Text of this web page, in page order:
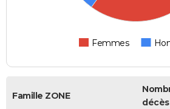
Femmes
Famille ZONE
décès